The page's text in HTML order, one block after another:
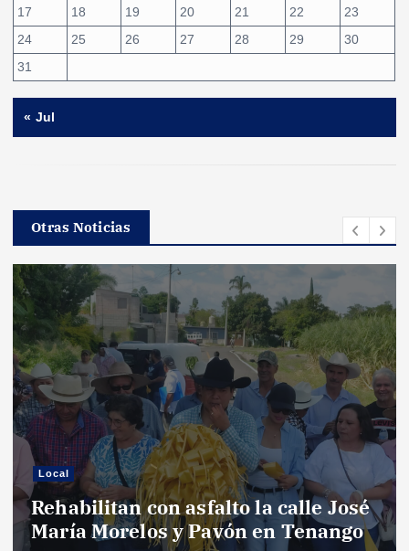
17
18 19 20 21 22
23
24
25 26 27 28 29
30
31
« Jul
Otras Noticias
Local
Rehabilitan con asfalto la calle José
María Morelos y Pavón en Tenango